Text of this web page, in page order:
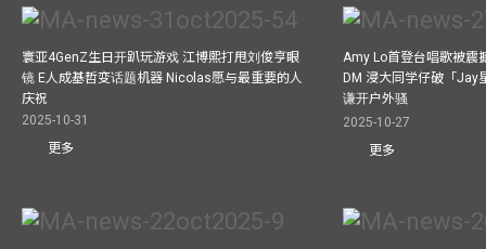
寰亚4GenZ生日开趴玩游戏 江博熙打甩刘俊亨眼
镜 E人成基哲变话题机器 Nicolas愿与最重要的人
庆祝
2025-10-31
更多
Amy Lo首登台唱歌被震
DM 浸大同学仔破「Jay
谦开户外骚
2025-10-27
更多